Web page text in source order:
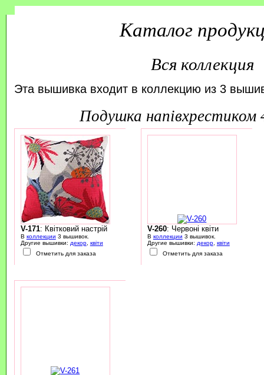
Каталог
Вся коллекция
Эта вышивка входит в коллекцию из 3
подушка
V-171: Квітковий настрій
В коллекции 3 вышивок.
Другие вышивки: декор, квіти
Отметить для заказа
V-260: Червоні квіти
В коллекции 3 вышивок.
Другие вышивки: декор, квіти
Отметить для заказа